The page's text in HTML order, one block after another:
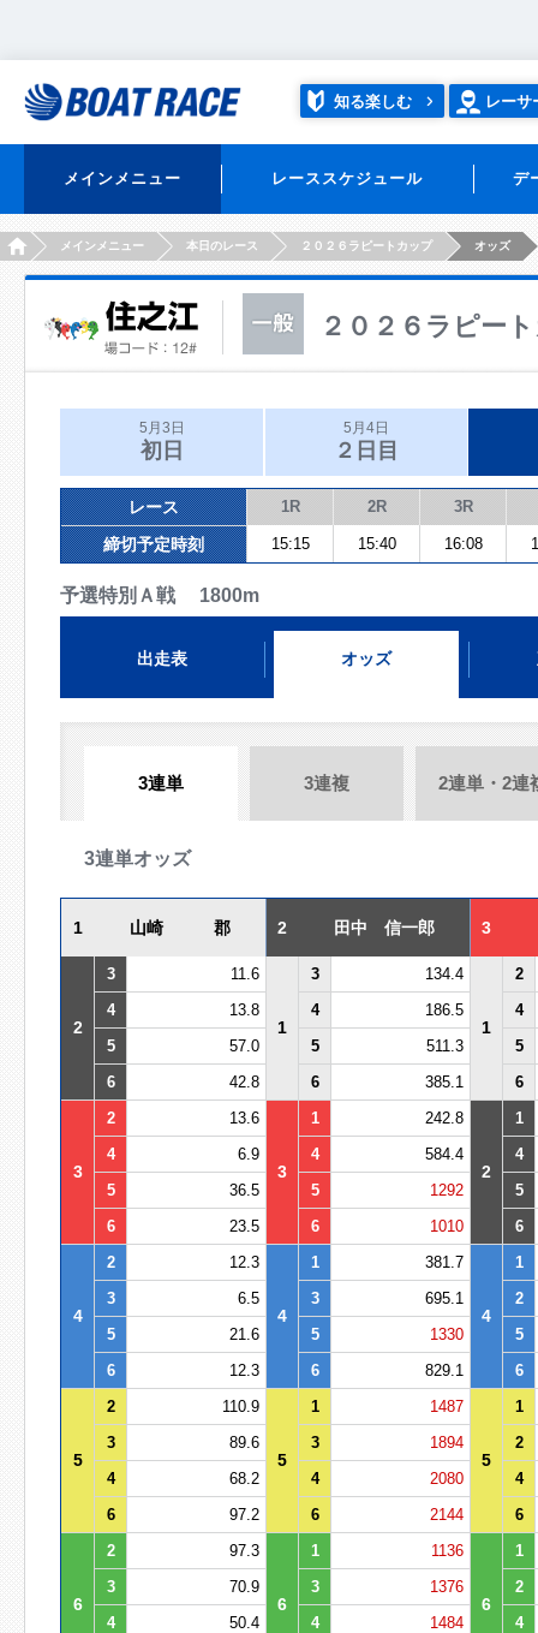
知る楽しむ レーサ
メインメニュー レーススケジュール デ
HOMEメインメニュー 本日のレース ２０２６ラピートカップ オッズ
２０２６ラピー
5月3日
初日
5月4日
２日目
レース 1R 2R 3R
締切予定時刻 15:15 15:40 16:08
予選特別Ａ戦 1800m
出走表 オッズ
3連単 3連複 2連単・2連
3連単オッズ
1 山崎 郡 2 田中 信一郎 3
2
3 11.6
1
3 134.4
1
2
4
13.8 4 186.5
4
5
57.0 5 511.3
5
6
42.8 6 385.1 6
3
2 13.6
3
1 242.8
2
1
4
6.9 4 584.4
4
5
36.5 5 1292
5
6
23.5 6 1010 6
4
2 12.3
4
1 381.7
4
1
3
6.5 3 695.1
2
5
21.6 5 1330
5
6
12.3 6 829.1 6
5
2 110.9
5
1 1487
5
1
3
89.6 3 1894
2
4
68.2 4 2080
4
6
97.2 6 2144 6
6
2 97.3
6
1 1136
6
1
3
70.9 3 1376
2
4
50.4 4 1484
4